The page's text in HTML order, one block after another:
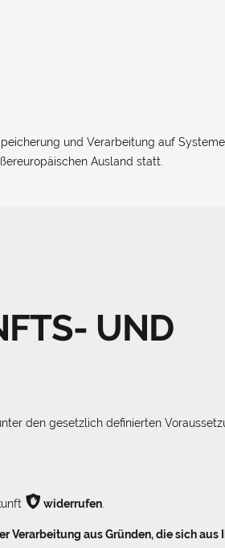
und Verarbeitung auf
Ausland statt.
UND
den gesetzlich definierten
ѥ widerrufen.
Verarbeitung aus Gründen, die sich aus